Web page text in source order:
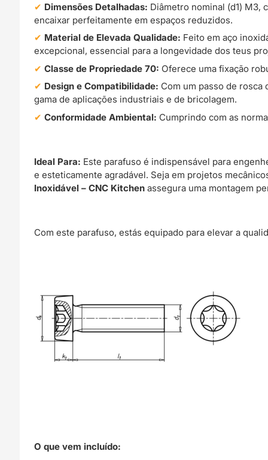
Dimensões Detalhadas: Diâmetro nominal (d1) M3,
encaixar perfeitamente em espaços reduzidos.
Material de Elevada Qualidade: Feito em aço
excepcional, essencial para a longevidade dos teus
Classe de Propriedade 70: Oferece uma fixação
Design e Compatibilidade: Com um passo de rosca
gama de aplicações industriais e de bricolagem.
Conformidade Ambiental: Cumprindo com as
Ideal Para: Este parafuso é indispensável para
e esteticamente agradável. Seja em projetos
Inoxidável – CNC Kitchen assegura uma montagem
Com este parafuso, estás equipado para elevar a
O que vem incluído: